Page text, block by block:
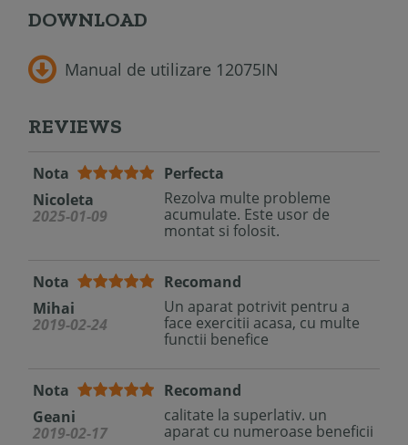
DOWNLOAD
Manual de utilizare 12075IN
REVIEWS
Nota
Nicoleta
2025-01-09
Perfecta
Rezolva multe probleme
acumulate. Este usor de
montat si folosit.
Nota
Mihai
2019-02-24
Recomand
Un aparat potrivit pentru a
face exercitii acasa, cu multe
functii benefice
Nota
Geani
2019-02-17
Recomand
calitate la superlativ. un
aparat cu numeroase beneficii